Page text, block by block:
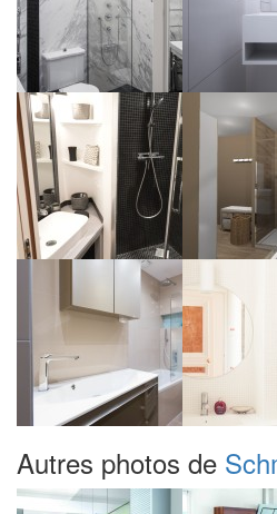
Autres photos de